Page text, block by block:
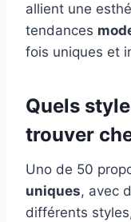
allient une
tendances
fois uniques et
Quels
trouver
Uno de 50
uniques, avec
différents